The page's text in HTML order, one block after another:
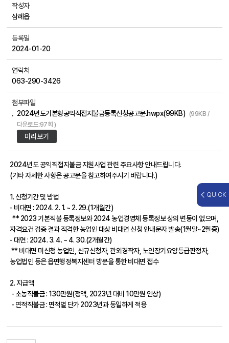
작성자
삼례읍
등록일
2024-01-20
연락처
063-290-3426
첨부파일
2024년도기본형공익직접지불금등록신청공고문.hwpx(99KB) (99KB /
다운로드:97회 )
미리보기
2024년도 공익직접지불금 지원사업 관련 주요사항 안내드립니다.
(기타 자세한 사항은 공고문을 참고하여주시기 바랍니다.)
1. 신청기간 및 방법
- 비대면 : 2024. 2. 1. ~ 2. 29.(1개월간)
** 2023 기본직불 등록정보와 2024 농업경영체 등록정보 상의 변동이 없으며,
자격요건 검증 결과 적격한 농업인 대상 비대면 신청 안내문자 발송(1월말~2월중)
- 대면 : 2024. 3. 4. ~ 4. 30.(2개월간)
** 비대면 미신청 농업인, 신규신청자, 관외경작자, 노인장기요양등급판정자,
농업법인 등은 읍면행정복지센터 방문을 통한 비대면 접수
2. 지급액
- 소농직불금 : 130만원(정액, 2023년 대비 10만원 인상)
- 면적직불금 : 면적별 단가 2023년과 동일하게 적용
QUICK